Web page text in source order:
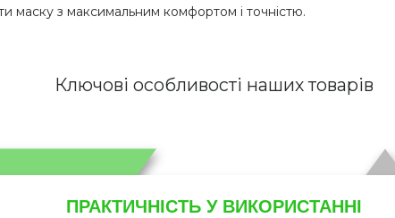
маску з максимальним комфортом і точністю.
Ключові особливості наших товарів
ПРАКТИЧНІСТЬ У ВИКОРИСТАННІ